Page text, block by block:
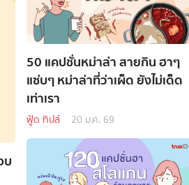
บ
50 แคปชั่นหม่าล่า สายกิน ฮาๆ
แซ่บๆ หม่าล่าที่ว่าเผ็ด ยังไม่เด็ด
เท่าเรา
ฟู้ด ทิปส์ 20 ม.ค. 69